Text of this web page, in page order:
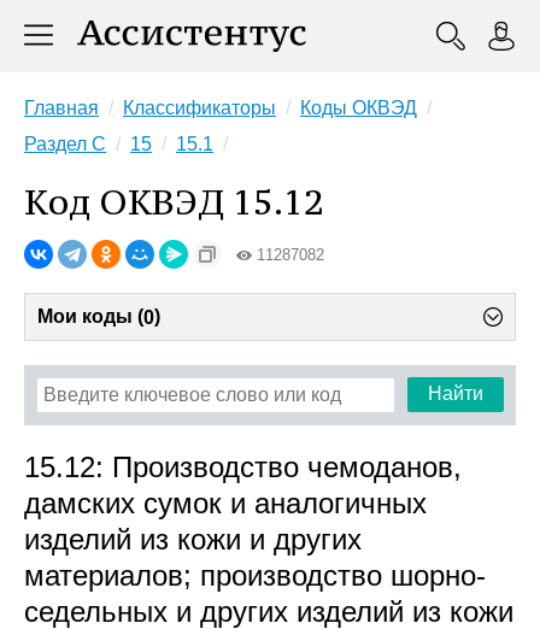
Главная Классификаторы
Коды ОКВЭД
Раздел C
15 15.1
Код ОКВЭД 15.12
11287082
Мои коды (0)
Найти
15.12: Производство чемоданов,
дамских сумок и аналогичных
изделий из кожи и других
материалов; производство шорно-
седельных и других изделий из кожи